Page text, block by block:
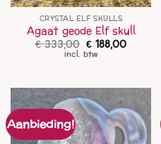
CRYSTAL ELF SKULLS
Agaat geode Elf skull
€333,00 Oorspronkelijke
prijs
was:
€ 188,00Huidige
incl. btw
Aanbieding!